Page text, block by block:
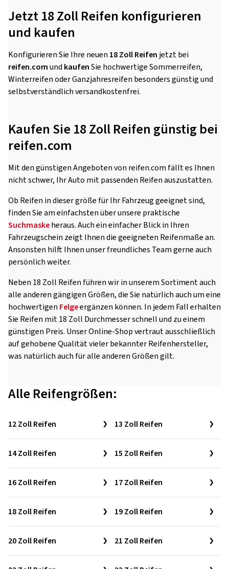
Jetzt 18 Zoll Reifen konfigurieren
und kaufen
Konfigurieren Sie Ihre neuen 18 Zoll Reifen jetzt bei
reifen.comund kaufenSie hochwertige Sommerreifen,
Winterreifen oder Ganzjahresreifen besonders günstig und
selbstverständlich versandkostenfrei.
Kaufen Sie 18 Zoll Reifen günstig bei
reifen.com
Mit den günstigen Angeboten von reifen.com fällt es Ihnen
nicht schwer, Ihr Auto mit passenden Reifen auszustatten.
Ob Reifen in dieser größe für Ihr Fahrzeug geeignet sind,
finden Sie am einfachsten über unsere praktische
Suchmaskeheraus. Auch ein einfacher Blick in Ihren
Fahrzeugschein zeigt Ihnen die geeigneten Reifenmaße an.
Ansonsten hilft Ihnen unser freundliches Team gerne auch
persönlich weiter.
Neben 18 Zoll Reifen führen wir in unserem Sortiment auch
alle anderen gängigen Größen, die Sie natürlich auch um eine
hochwertigen Felgeergänzen können. In jedem Fall erhalten
Sie Reifen mit 18 Zoll Durchmesser schnell und zu einem
günstigen Preis. Unser Online-Shop vertraut ausschließlich
auf gehobene Qualität vieler bekannter Reifenhersteller,
was natürlich auch für alle anderen Größen gilt.
Alle Reifengrößen:
12 Zoll Reifen 13 Zoll Reifen
14 Zoll Reifen 15 Zoll Reifen
16 Zoll Reifen 17 Zoll Reifen
18 Zoll Reifen 19 Zoll Reifen
20 Zoll Reifen 21 Zoll Reifen